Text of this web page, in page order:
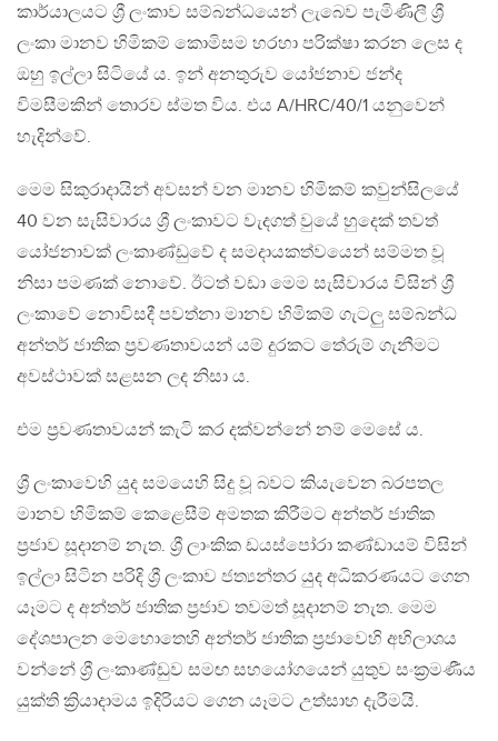
කාර්යාලයට ශ්‍රී ලංකාව සම්බන්ධයෙන් ලැබෙව පැමිණිලී ශ්‍රී
ලංකා මානව හිමිකම් කොමිසම හරහා පරික්ෂා කරන ලෙස ද
ඔහු ඉල්ලා සිටියේ ය. ඉන් අනතුරුව යෝජනාව ජන්ද
විමසීමකින් තොරව ස්මත විය. එය A/HRC/40/1 යනුවෙන්
හැදින්වේ.
මෙම සිකුරාදායින් අවසන් වන මානව හිමිකම් කවුන්සිලයේ
40 වන සැසිවාරය ශ්‍රී ලංකාවට වැදගත් වුයේ හුදෙක් තවත්
යෝජනාවක් ලංකාණ්ඩුවේ ද සමදායකත්වයෙන් සම්මත වූ
නිසා පමණක් නොවේ. ඊටත් වඩා මෙම සැසිවාරය විසින් ශ්‍රී
ලංකාවේ නොවිසදී පවත්නා මානව හිමිකම් ගැටලු සම්බන්ධ
අන්තර් ජාතික ප්‍රවණතාවයන් යම් දුරකට තේරුම් ගැනීමට
අවස්ථාවක් සළසන ලද නිසා ය.
එම ප්‍රවණතාවයන් කැටි කර දක්වන්නේ නම් මෙසේ ය.
ශ්‍රී ලංකාවෙහි යුද සමයෙහි සිදු වූ බවට කියැවෙන බරපතල
මානව හිමිකම් කෙළෙසීම් අමතක කිරීමට අන්තර් ජාතික
ප්‍රජාව සූදානම් නැත. ශ්‍රී ලාංකික ඩයස්පෝරා කණ්ඩායම් විසින්
ඉල්ලා සිටින පරිදි ශ්‍රී ලංකාව ජත්‍යන්තර යුද අධිකරණයට ගෙන
යෑමට ද අන්තර් ජාතික ප්‍රජාව තවමත් සූදානම් නැත. මෙම
දේශපාලන මෙහොතෙහි අන්තර් ජාතික ප්‍රජාවෙහි අභිලාශය
වන්නේ ශ්‍රී ලංකාණ්ඩුව සමඟ සහයෝගයෙන් යුතුව සංක්‍රමණීය
යුක්ති ක්‍රියාදාමය ඉදිරියට ගෙන යෑමට උත්සාහ දැරීමයි.